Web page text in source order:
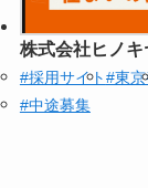
株式会社ヒノ
#採用サイト#東
#中途募集